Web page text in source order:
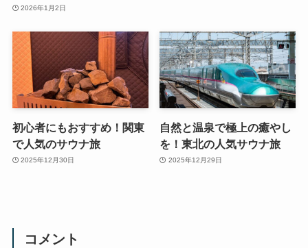
2026年1月2日
初心者にもおすすめ！関東
で人気のサウナ旅
2025年12月30日
自然と温泉で極上の癒やし
を！東北の人気サウナ旅
2025年12月29日
コメント